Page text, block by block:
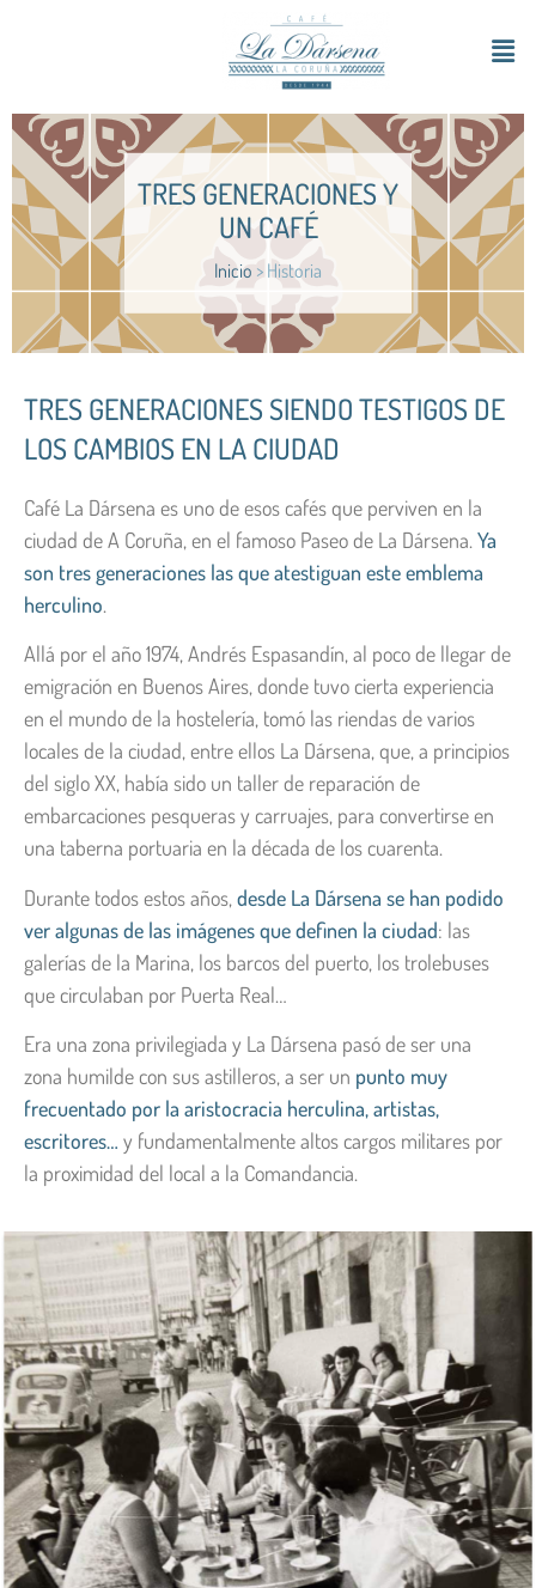
TRES GENERACIONES Y
UN CAFÉ
Inicio > Historia
TRES GENERACIONES SIENDO TESTIGOS DE
LOS CAMBIOS EN LA CIUDAD
Café La Dársena es uno de esos cafés que perviven en la
ciudad de A Coruña, en el famoso Paseo de La Dársena. Ya
son tres generaciones las que atestiguan este emblema
herculino.
Allá por el año 1974, Andrés Espasandín, al poco de llegar de
emigración en Buenos Aires, donde tuvo cierta experiencia
en el mundo de la hostelería, tomó las riendas de varios
locales de la ciudad, entre ellos La Dársena, que, a principios
del siglo XX, había sido un taller de reparación de
embarcaciones pesqueras y carruajes, para convertirse en
una taberna portuaria en la década de los cuarenta.
Durante todos estos años, desde La Dársena se han podido
ver algunas de las imágenes que definen la ciudad: las
galerías de la Marina, los barcos del puerto, los trolebuses
que circulaban por Puerta Real…
Era una zona privilegiada y La Dársena pasó de ser una
zona humilde con sus astilleros, a ser un punto muy
frecuentado por la aristocracia herculina, artistas,
escritores… y fundamentalmente altos cargos militares por
la proximidad del local a la Comandancia.